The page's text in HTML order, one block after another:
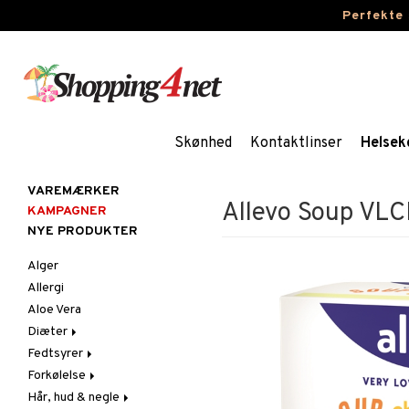
Perfekte
Skønhed Kontaktlinser
Allevo Soup
VAREMÆRKER
KAMPAGNER
NYE PRODUKTER
Alger
Allergi
Aloe Vera
Diæter
Glutenintolerant
LCHF
Raw Food
Fedtsyrer
Marina fedtsyrer
Veg fedtsyrer
Forkølelse
C-vitamin
Hår, hud & negle